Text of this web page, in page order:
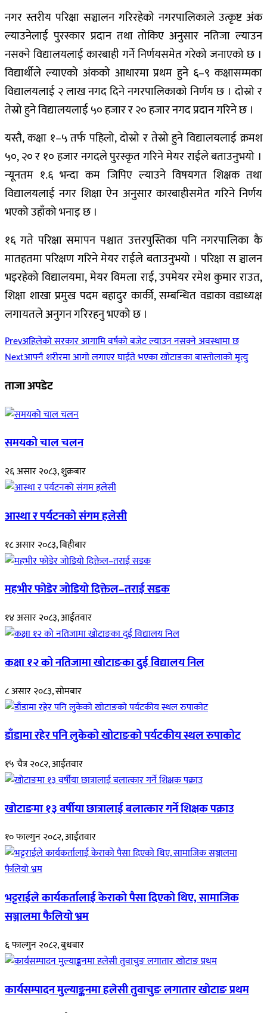
नगर स्तरीय परिक्षा सञ्चालन गरिरहेको नगरपालिकाले उत्कृष्ट अंक
ल्याउनेलाई पुरस्कार प्रदान तथा तोकिए अनुसार नतिजा ल्याउन
नसक्ने विद्यालयलाई कारबाही गर्ने निर्णयसमेत गरेको जनाएको छ ।
विद्यार्थीले ल्याएको अंकको आधारमा प्रथम हुने ६–९ कक्षासम्मका
विद्यालयलाई २ लाख नगद दिने नगरपालिकाको निर्णय छ । दोस्रो र
तेस्रो हुने विद्यालयलाई ५० हजार र २० हजार नगद प्रदान गरिने छ ।
यस्तै, कक्षा १–५ तर्फ पहिलो, दोस्रो र तेस्रो हुने विद्यालयलाई क्रमश
५०, २० र १० हजार नगदले पुरस्कृत गरिने मेयर राईले बताउनुभयो ।
न्यूनतम १.६ भन्दा कम जिपिए ल्याउने विषयगत शिक्षक तथा
विद्यालयलाई नगर शिक्षा ऐन अनुसार कारबाहीसमेत गरिने निर्णय
भएको उहाँको भनाइ छ ।
१६ गते परिक्षा समापन पश्चात उत्तरपुस्तिका पनि नगरपालिका कै
मातहतमा परिक्षण गरिने मेयर राईले बताउनुभयो । परिक्षा स ञ्चालन
भइरहेको विद्यालयमा, मेयर विमला राई, उपमेयर रमेश कुमार राउत,
शिक्षा शाखा प्रमुख पदम बहादुर कार्की, सम्बन्धित वडाका वडाध्यक्ष
लगायतले अनुगन गरिरहनु भएको छ ।
Prevअहिलेको सरकार आगामि वर्षको बजेट ल्याउन नसक्ने अवस्थामा छ
Nextआफ्नै शरीरमा आगो लगाएर घाईते भएका खोटाङका बास्तोलाको मृत्यु
ताजा अपडेट
समयको चाल चलन
२६ असार २०८३, शुक्रबार
आस्था र पर्यटनको संगम हलेसी
१८ असार २०८३, बिहीबार
महभीर फोडेर जोडियो दिक्तेल–तराई सडक
१४ असार २०८३, आईतवार
कक्षा १२ को नतिजामा खोटाङका दुई विद्यालय निल
८ असार २०८३, सोमबार
डाँडामा रहेर पनि लुकेको खोटाङको पर्यटकीय स्थल रुपाकोट
१५ चैत्र २०८२, आईतवार
खोटाङमा १३ वर्षीया छात्रालाई बलात्कार गर्ने शिक्षक पक्राउ
१० फाल्गुन २०८२, आईतवार
भट्टराईले कार्यकर्तालाई केराको पैसा दिएको थिए, सामाजिक
सञ्जालमा फैलियो भ्रम
६ फाल्गुन २०८२, बुधबार
कार्यसम्पादन मुल्याङ्कनमा हलेसी तुवाचुङ लगातार खोटाङ प्रथम